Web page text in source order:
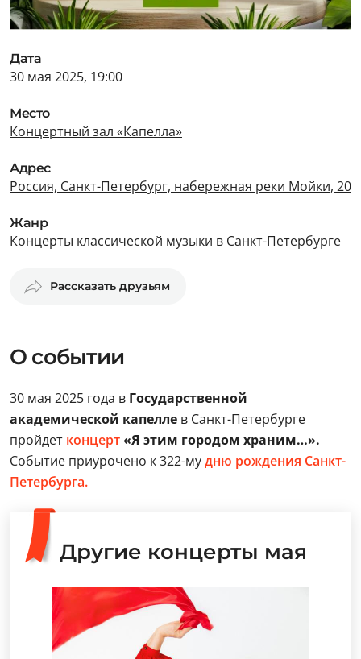
Дата
30 мая 2025, 19:00
Место
Концертный зал «Капелла»
Адрес
Россия, Санкт-Петербург, набережная реки Мойки, 20
Жанр
Концерты классической музыки в Санкт-Петербурге
Рассказать друзьям
О событии
30 мая 2025 года в Государственной
академической капелле в Санкт-Петербурге
пройдет концерт«Я этим городом храним…».
Событие приурочено к 322-мудню рождения Санкт-
Петербурга.
Другие концерты мая